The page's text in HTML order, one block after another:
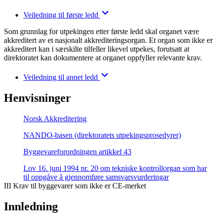
Veiledning til første ledd
Som grunnlag for utpekingen etter første ledd skal organet være
akkreditert av et nasjonalt akkrediteringsorgan. Et organ som ikke er
akkreditert kan i særskilte tilfeller likevel utpekes, forutsatt at
direktoratet kan dokumentere at organet oppfyller relevante krav.
Veiledning til annet ledd
Henvisninger
Norsk Akkreditering
NANDO-basen (direktoratets utpekingsprosedyrer)
Byggevareforordningen artikkel 43
Lov 16. juni 1994 nr. 20 om tekniske kontrollorgan som har
til oppgåve å gjennomføre samsvarsvurderingar
III Krav til byggevarer som ikke er CE-merket
Innledning